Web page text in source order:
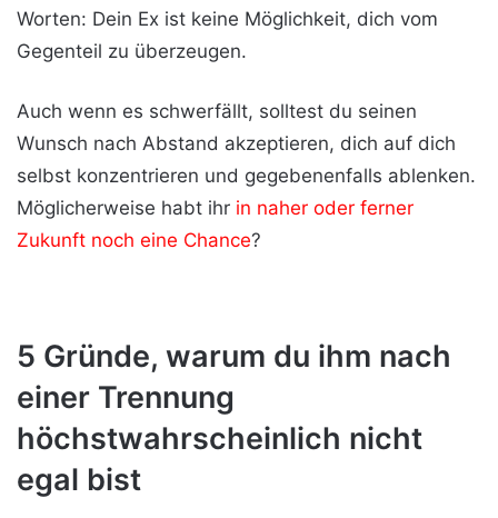
Worten: Dein Ex ist keine Möglichkeit, dich vom
Gegenteil zu überzeugen.
Auch wenn es schwerfällt, solltest du seinen
Wunsch nach Abstand akzeptieren, dich auf dich
selbst konzentrieren und gegebenenfalls ablenken.
Möglicherweise habt ihr in naher oder ferner
Zukunft noch eine Chance?
5 Gründe, warum du ihm nach
einer Trennung
höchstwahrscheinlich nicht
egal bist